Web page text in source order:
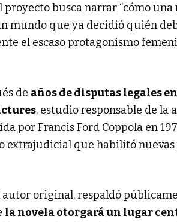
busca narrar “cómo
mundo que ya decidió quién
el escaso protagonismo
de años de disputas legales
, estudio responsable de la
por Francis Ford Coppola en
extrajudicial que habilitó
autor original, respaldó
la novela otorgará un lugar